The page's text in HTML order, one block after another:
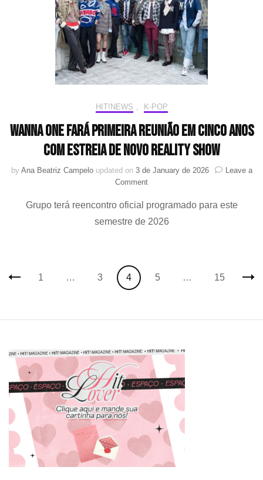
para
o
novo
álbum
e
turnê
HIT!NEWS K-POP
Wanna One fará primeira reunião em cinco anos
com estreia de novo reality show
by Ana Beatriz Campelo updated on 3 de January de 2026
Leave a
Commenton
One
fará
anos
novo
Grupo terá reencontro oficial programado para este
semestre de 2026
PostsPage
1 … Page
3 Page
4 Page
5 … Page
15